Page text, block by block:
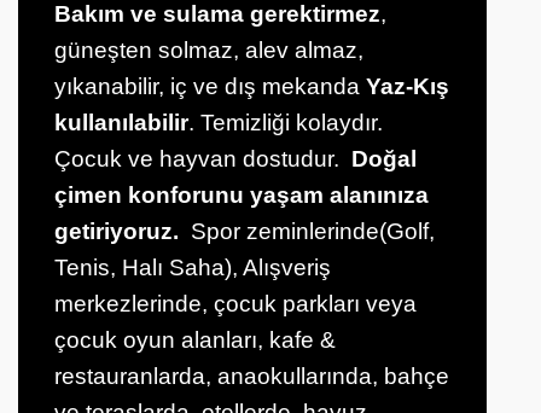
Bakım ve sulama gerektirmez,
güneşten solmaz, alev almaz,
yıkanabilir, iç ve dış mekanda Yaz-Kış
kullanılabilir. Temizliği kolaydır.
Çocuk ve hayvan dostudur. Doğal
çimen konforunu yaşam alanınıza
getiriyoruz. Spor zeminlerinde(Golf,
Tenis, Halı Saha), Alışveriş
merkezlerinde, çocuk parkları veya
çocuk oyun alanları, kafe &
restauranlarda, anaokullarında, bahçe